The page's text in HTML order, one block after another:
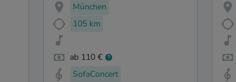
München
105 km
ab 110 €
SofaConcert